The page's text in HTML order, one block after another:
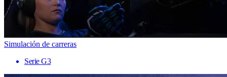
Simulación de carreras
Serie G3